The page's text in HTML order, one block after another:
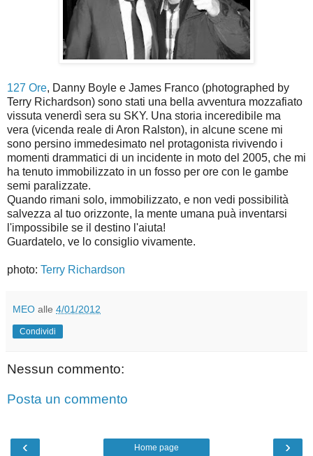
127 Ore, Danny Boyle e James Franco (photographed by
Terry Richardson) sono stati una bella avventura mozzafiato
vissuta venerdì sera su SKY. Una storia inceredibile ma
vera (vicenda reale di Aron Ralston), in alcune scene mi
sono persino immedesimato nel protagonista rivivendo i
momenti drammatici di un incidente in moto del 2005, che mi
ha tenuto immobilizzato in un fosso per ore con le gambe
semi paralizzate.
Quando rimani solo, immobilizzato, e non vedi possibilità
salvezza al tuo orizzonte, la mente umana puà inventarsi
l'impossibile se il destino l'aiuta!
Guardatelo, ve lo consiglio vivamente.
photo: Terry Richardson
MEO alle 4/01/2012
Condividi
Nessun commento:
Posta un commento
‹ ›
Home page